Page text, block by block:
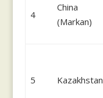
4
China
(Markan)
5 Kazakhstan